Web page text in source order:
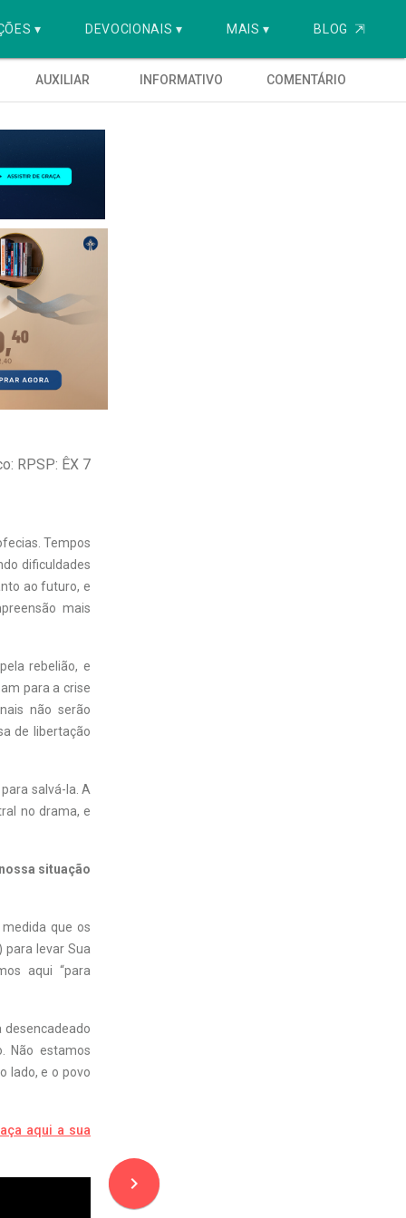
▾ DEVOCIONAIS ▾ MAIS ▾ BLOG ⇱
AUXILIAR INFORMATIVO COMENTÁRIO
RPSP: ÊX 7
Tempos
dificuldades
ao futuro, e
mais
rebelião, e
para a crise
não serão
de libertação
salvá-la. A
no drama, e
situação
que os
para levar Sua
aqui “para
desencadeado
Não estamos
lado, e o povo
aqui a sua
navigate_next